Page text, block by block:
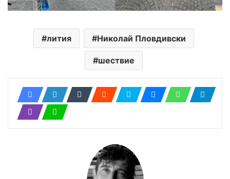
лития Николай Пловдивски
шествие